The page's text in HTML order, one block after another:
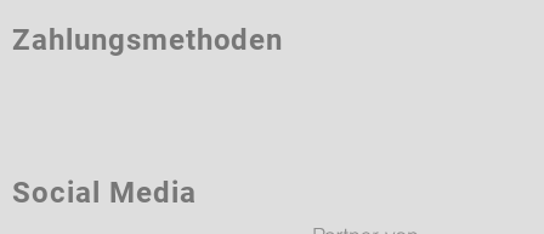
Zahlungsmethoden
Social Media